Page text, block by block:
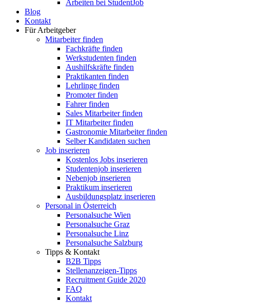
Arbeiten bei StudentJob
Blog
Kontakt
Für Arbeitgeber
Mitarbeiter finden
Fachkräfte finden
Werkstudenten finden
Aushilfskräfte finden
Praktikanten finden
Lehrlinge finden
Promoter finden
Fahrer finden
Sales Mitarbeiter finden
IT Mitarbeiter finden
Gastronomie Mitarbeiter finden
Selber Kandidaten suchen
Job inserieren
Kostenlos Jobs inserieren
Studentenjob inserieren
Nebenjob inserieren
Praktikum inserieren
Ausbildungsplatz inserieren
Personal in Österreich
Personalsuche Wien
Personalsuche Graz
Personalsuche Linz
Personalsuche Salzburg
Tipps & Kontakt
B2B Tipps
Stellenanzeigen-Tipps
Recruitment Guide 2020
FAQ
Kontakt